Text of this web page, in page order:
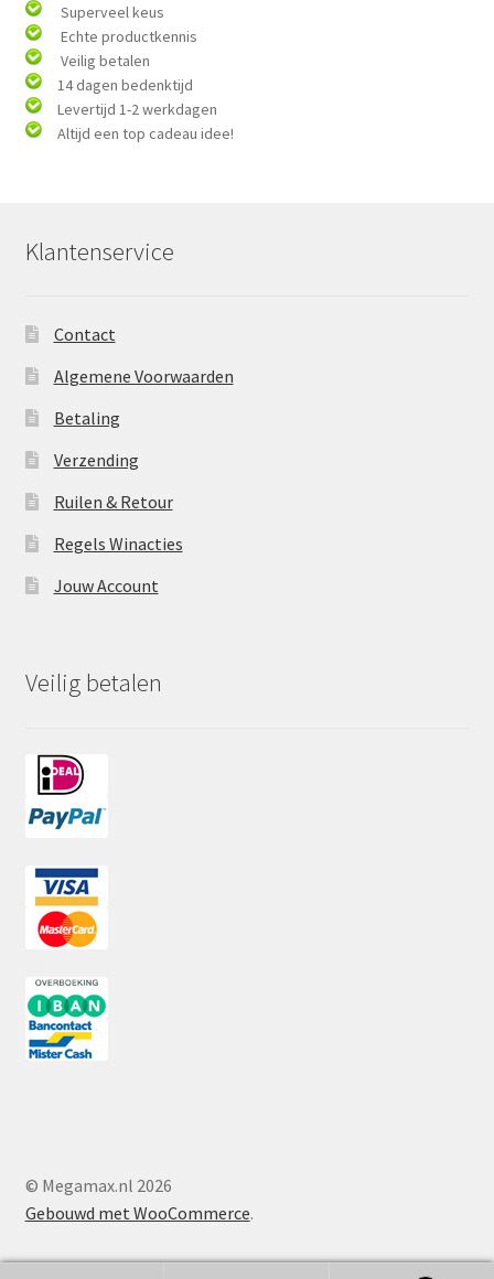
Superveel keus
Echte productkennis
Veilig betalen
14 dagen bedenktijd
Levertijd 1-2 werkdagen
Altijd een top cadeau idee!
Klantenservice
Contact
Algemene Voorwaarden
Betaling
Verzending
Ruilen & Retour
Regels Winacties
Jouw Account
Veilig betalen
© Megamax.nl 2026
Gebouwd met WooCommerce.